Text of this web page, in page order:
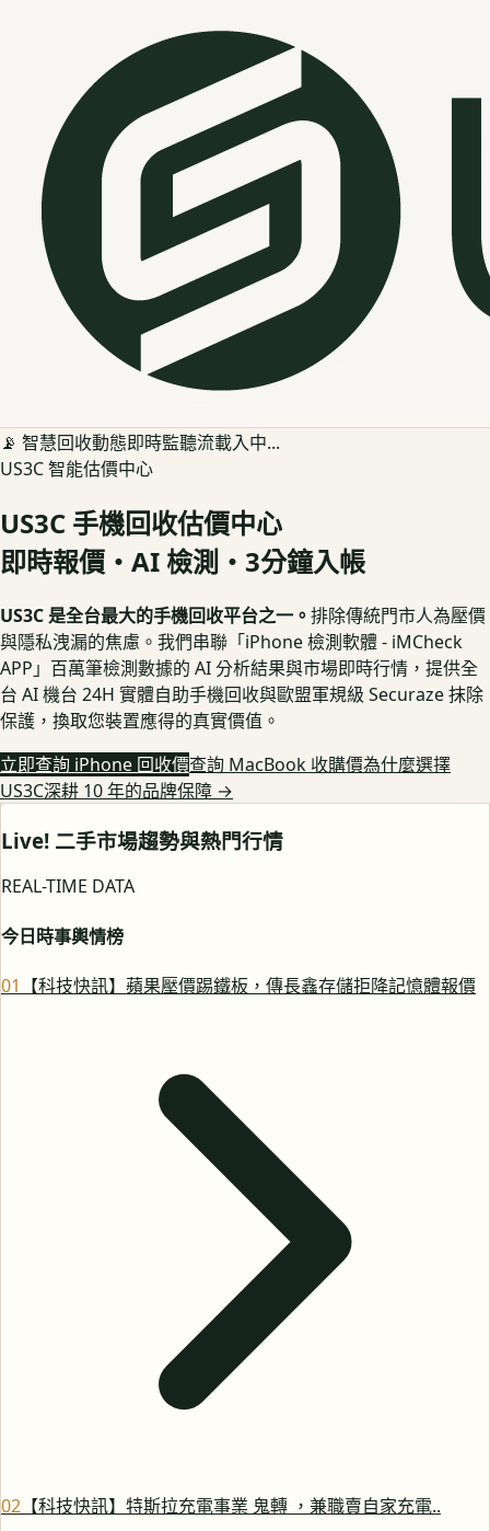
📡 智慧回收動態即時監聽流載入中...
US3C 智能估價中心
US3C 手機回收估價中心
即時報價・AI 檢測・3分鐘入帳
US3C 是全台最大的手機回收平台之一。 排除傳統門市人為壓價
與隱私洩漏的焦慮。我們串聯「iPhone 檢測軟體 - iMCheck
APP」百萬筆檢測數據的 AI 分析結果與市場即時行情，提供全
台 AI 機台 24H 實體自助手機回收與歐盟軍規級 Securaze 抹除
保護，換取您裝置應得的真實價值。
立即查詢 iPhone 回收價查詢 MacBook 收購價為什麼選擇
US3C深耕 10 年的品牌保障 →
Live! 二手市場趨勢與熱門行情
REAL-TIME DATA
今日時事輿情榜
01 【科技快訊】蘋果壓價踢鐵板，傳長鑫存儲拒降記憶體報價
02 【科技快訊】特斯拉充電事業 鬼轉 ，兼職賣自家充電..